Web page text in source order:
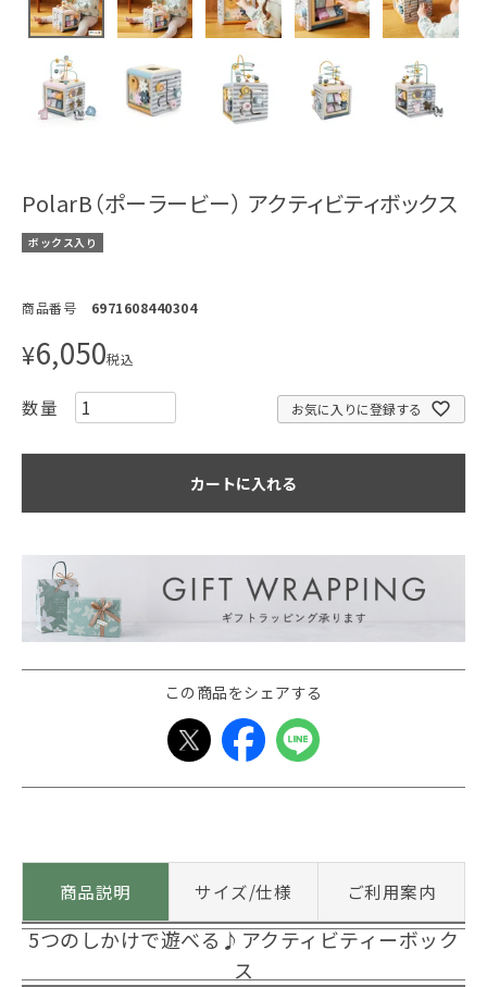
PolarB（ポーラービー） アクティビティボックス
ボックス入り
商品番号 6971608440304
¥6,050税込
お気に入りに登録する
カートに入れる
この商品をシェアする
商品説明 サイズ/仕様 ご利用案内
5つのしかけで遊べる♪アクティビティーボック
ス